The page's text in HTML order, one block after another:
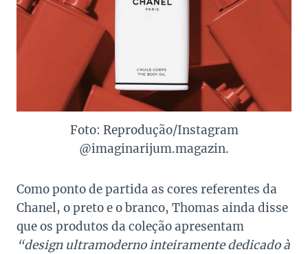
Foto: Reprodução/Instagram
@imaginarijum.magazin.
Como ponto de partida as cores referentes da
Chanel, o preto e o branco, Thomas ainda disse
que os produtos da coleção apresentam
“design ultramoderno inteiramente dedicado à